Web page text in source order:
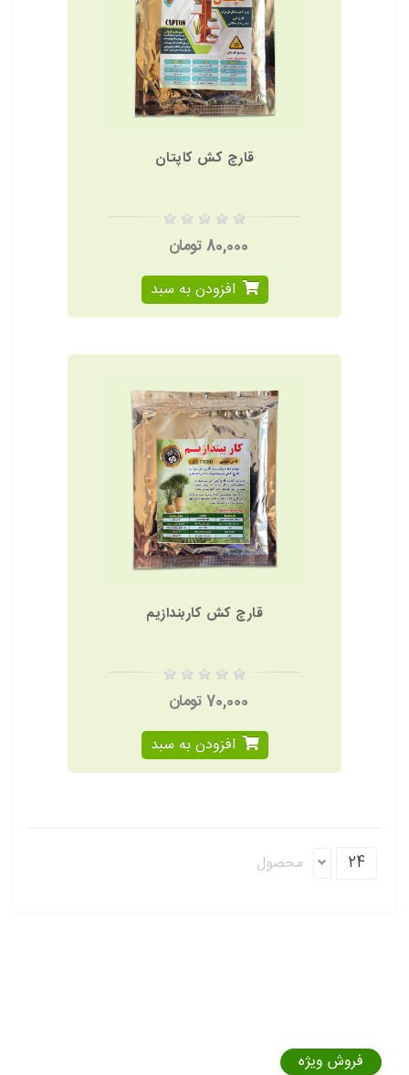
قارچ کش کاپتان
80,000 تومان
افزودن به سبد
قارچ کش کاربندازیم
70,000 تومان
افزودن به سبد
24 محصول
فروش ویژه